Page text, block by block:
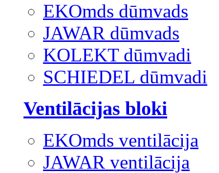
EKOmds dūmvads
JAWAR dūmvads
KOLEKT dūmvadi
SCHIEDEL dūmvadi
Ventilācijas bloki
EKOmds ventilācija
JAWAR ventilācija